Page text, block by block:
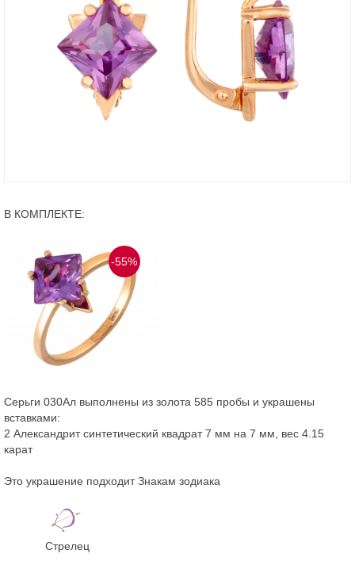
В КОМПЛЕКТЕ:
-55%
Серьги 030Ал выполнены из золота 585 пробы и украшены
вставками:
2 Александрит синтетический квадрат 7 мм на 7 мм, вес 4.15
карат
Это украшение подходит Знакам зодиака
Стрелец